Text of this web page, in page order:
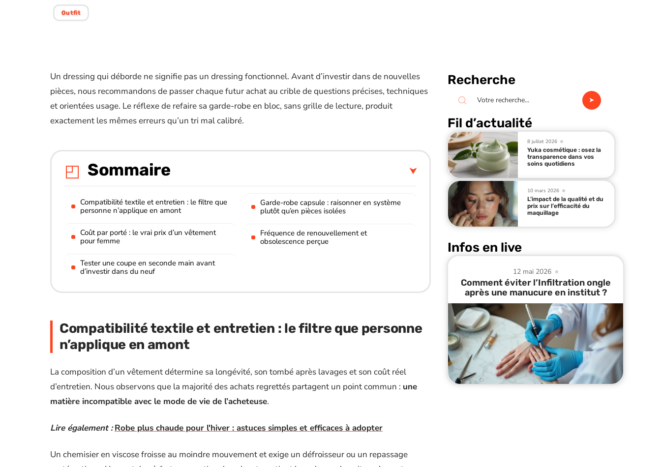
Outfit
Un dressing qui déborde ne signifie pas un dressing fonctionnel. Avant d’investir dans de nouvelles
pièces, nous recommandons de passer chaque futur achat au crible de questions précises, techniques
et orientées usage. Le réflexe de refaire sa garde-robe en bloc, sans grille de lecture, produit
exactement les mêmes erreurs qu’un tri mal calibré.
Sommaire
Compatibilité textile et entretien : le filtre que
personne n’applique en amont
Coût par porté : le vrai prix d’un vêtement
pour femme
Tester une coupe en seconde main avant
d’investir dans du neuf
Garde-robe capsule : raisonner en système
plutôt qu’en pièces isolées
Fréquence de renouvellement et
obsolescence perçue
Compatibilité textile et entretien : le filtre que personne
n’applique en amont
La composition d’un vêtement détermine sa longévité, son tombé après lavages et son coût réel
d’entretien. Nous observons que la majorité des achats regrettés partagent un point commun : une
matière incompatible avec le mode de vie de l’acheteuse.
Lire également : Robe plus chaude pour l'hiver : astuces simples et efficaces à adopter
Un chemisier en viscose froisse au moindre mouvement et exige un défroisseur ou un repassage
Recherche
Fil d’actualité
8 juillet 2026
Yuka cosmétique : osez la
transparence dans vos
soins quotidiens
10 mars 2026
L’impact de la qualité et du
prix sur l’efficacité du
maquillage
Infos en live
12 mai 2026
Comment éviter l’Infiltration ongle
après une manucure en institut ?